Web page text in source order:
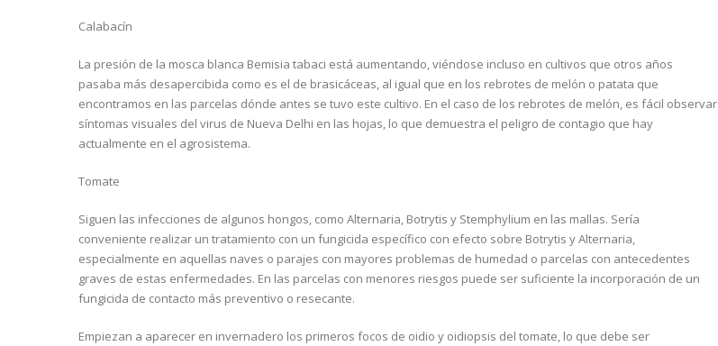
Calabacín
La presión de la mosca blanca Bemisia tabaci está aumentando, viéndose incluso en cultivos que otros años
pasaba más desapercibida como es el de brasicáceas, al igual que en los rebrotes de melón o patata que
encontramos en las parcelas dónde antes se tuvo este cultivo. En el caso de los rebrotes de melón, es fácil observar
síntomas visuales del virus de Nueva Delhi en las hojas, lo que demuestra el peligro de contagio que hay
actualmente en el agrosistema.
Tomate
Siguen las infecciones de algunos hongos, como Alternaria, Botrytis y Stemphylium en las mallas. Sería
conveniente realizar un tratamiento con un fungicida específico con efecto sobre Botrytis y Alternaria,
especialmente en aquellas naves o parajes con mayores problemas de humedad o parcelas con antecedentes
graves de estas enfermedades. En las parcelas con menores riesgos puede ser suficiente la incorporación de un
fungicida de contacto más preventivo o resecante.
Empiezan a aparecer en invernadero los primeros focos de oidio y oidiopsis del tomate, lo que debe ser